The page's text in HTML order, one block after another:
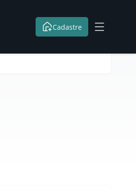
Cadastre